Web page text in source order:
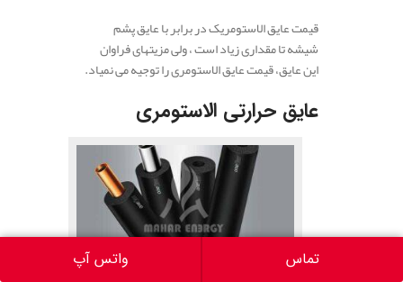
قیمت عایق الاستومریک در برابر با عایق پشم
شیشه تا مقداری زیاد است ، ولی مزیتهای فراوان
این عایق، قیمت عایق الاستومری را توجیه می نمیاد.
عایق حرارتی الاستومری
تماس واتس آپ